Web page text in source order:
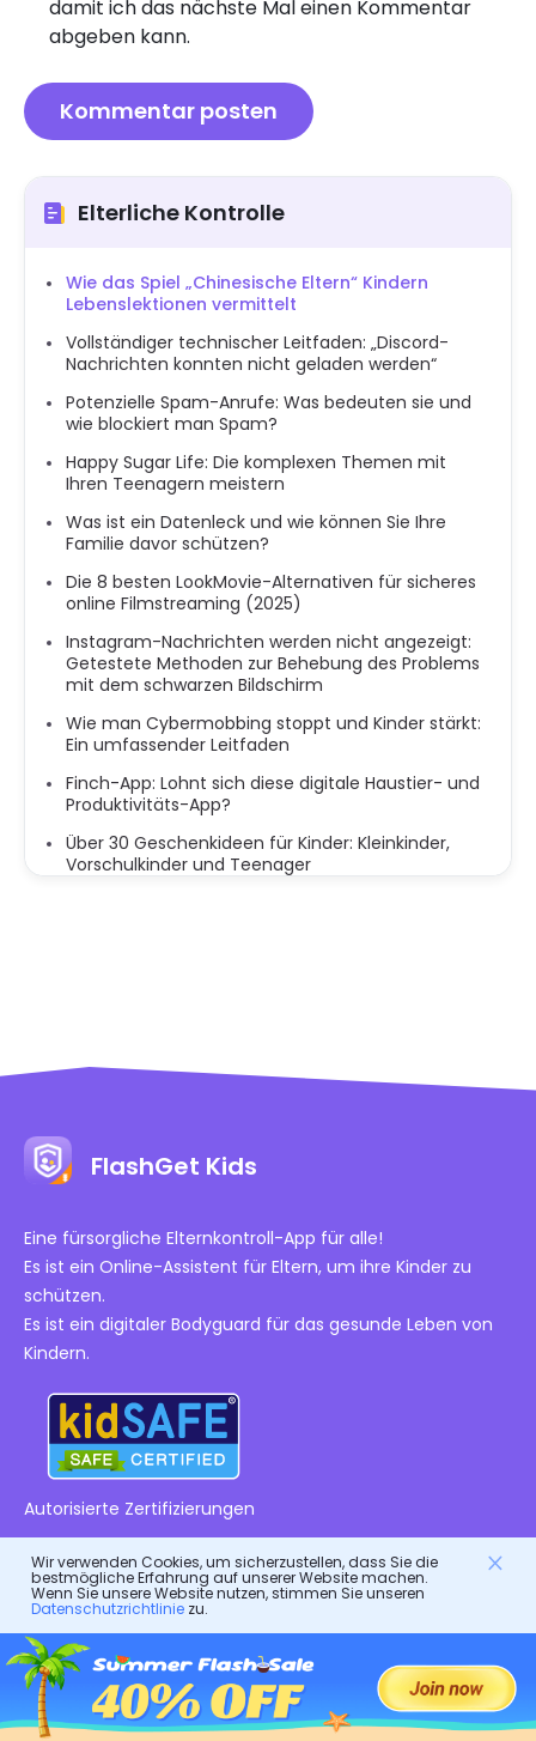
damit ich das nächste Mal einen Kommentar
abgeben kann.
Elterliche Kontrolle
Wie das Spiel „Chinesische Eltern“ Kindern
Lebenslektionen vermittelt
Vollständiger technischer Leitfaden: „Discord-
Nachrichten konnten nicht geladen werden“
Potenzielle Spam-Anrufe: Was bedeuten sie und
wie blockiert man Spam?
Happy Sugar Life: Die komplexen Themen mit
Ihren Teenagern meistern
Was ist ein Datenleck und wie können Sie Ihre
Familie davor schützen?
Die 8 besten LookMovie-Alternativen für sicheres
online Filmstreaming (2025)
Instagram-Nachrichten werden nicht angezeigt:
Getestete Methoden zur Behebung des Problems
mit dem schwarzen Bildschirm
Wie man Cybermobbing stoppt und Kinder stärkt:
Ein umfassender Leitfaden
Finch-App: Lohnt sich diese digitale Haustier- und
Produktivitäts-App?
Über 30 Geschenkideen für Kinder: Kleinkinder,
Vorschulkinder und Teenager
FlashGet Kids
Eine fürsorgliche Elternkontroll-App für alle!
Es ist ein Online-Assistent für Eltern, um ihre Kinder zu
schützen.
Es ist ein digitaler Bodyguard für das gesunde Leben von
Kindern.
Autorisierte Zertifizierungen
Firma
Nutzungsbedingungen
Endbenutzer-Lizenzvertrag
DMCA-Richtlinie
Ressourcen
Hilfezentrum
Wie man
FlashGet Produkte
Wir verwenden Cookies, um sicherzustellen, dass Sie die
bestmögliche Erfahrung auf unserer Website machen.
Wenn Sie unsere Website nutzen, stimmen Sie unseren
Datenschutzrichtliniezu.